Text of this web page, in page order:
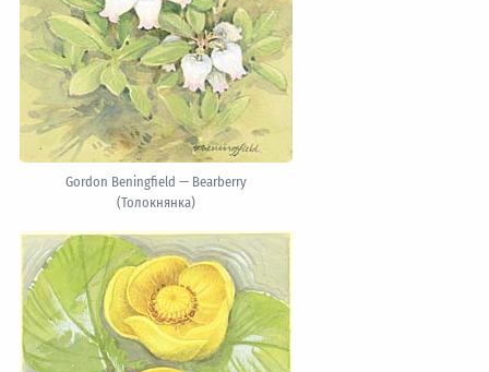
Gordon Beningfield — Bearberry
(Толокнянка)